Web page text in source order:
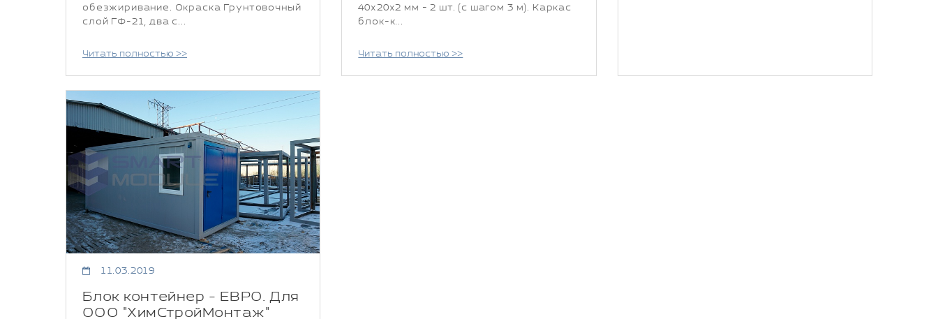
обезжиривание. Окраска Грунтовочный
слой ГФ-21, два с...
Читать полностью >>
40х20х2 мм - 2 шт. (с шагом 3 м). Каркас
блок-к...
Читать полностью >>
11.03.2019
Блок контейнер - ЕВРО. Для
ООО "ХимСтройМонтаж"